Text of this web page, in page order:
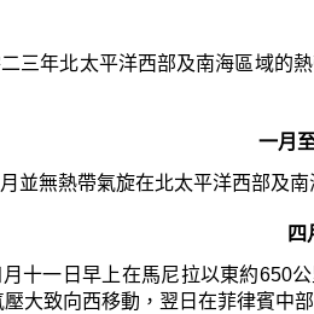
三年北太平洋西部及南海區域的
一月
並無熱帶氣旋在北太平洋西部及南
四
十一日早上在馬尼拉以東約650
大致向西移動，翌日在菲律賓中